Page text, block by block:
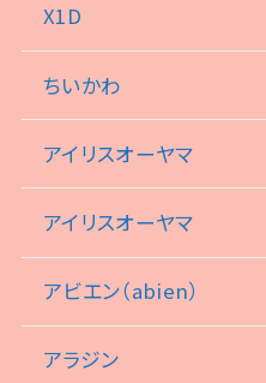
X1D
ちいかわ
アイリスオーヤマ
アイリスオーヤマ
アビエン（abien）
アラジン